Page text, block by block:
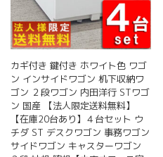
カギ付き 鍵付き ホワイト色 ワゴ
ン インサイドワゴン 机下収納ワ
ゴン ２段ワゴン 内田洋行 STワゴ
ン 国産 【法人限定送料無料】
【在庫20台あり】４台セット ウ
チダ ST デスクワゴン 事務ワゴン
サイドワゴン キャスターワゴン